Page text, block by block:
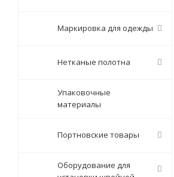
Маркировка для одежды
Нетканые полотна
Упаковочные
материалы
Портновские товары
Оборудование для